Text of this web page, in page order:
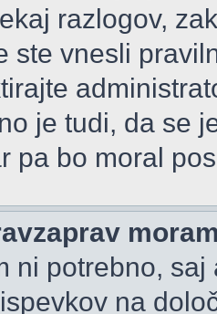
razlogov,
ste vnesli
je tudi, da se
pa bo moral
ni potrebno,
na